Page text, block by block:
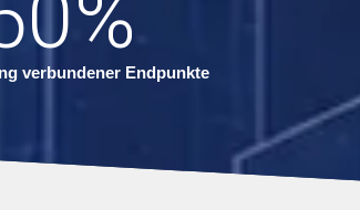
verbundener Endpunkte